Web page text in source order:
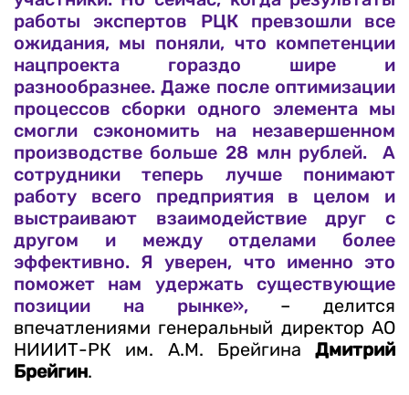
работы экспертов РЦК превзошли все
ожидания, мы поняли, что компетенции
нацпроекта гораздо шире и
разнообразнее. Даже после оптимизации
процессов сборки одного элемента мы
смогли сэкономить на незавершенном
производстве больше 28 млн рублей. А
сотрудники теперь лучше понимают
работу всего предприятия в целом и
выстраивают взаимодействие друг с
другом и между отделами более
эффективно. Я уверен, что именно это
поможет нам удержать существующие
позиции на рынке»,– делится
впечатлениями генеральный директор АО
НИИИТ-РК им. А.М. БрейгинаДмитрий
Брейгин.